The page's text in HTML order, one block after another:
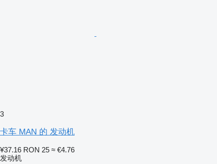
3
卡车 MAN 的 发动机
¥37.16 RON 25 ≈ €4.76
发动机